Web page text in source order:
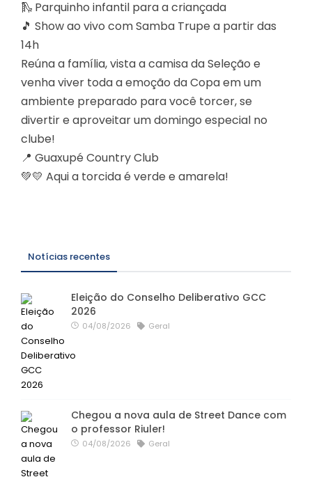
🛝 Parquinho infantil para a criançada
🎵 Show ao vivo com Samba Trupe a partir das
14h
Reúna a família, vista a camisa da Seleção e
venha viver toda a emoção da Copa em um
ambiente preparado para você torcer, se
divertir e aproveitar um domingo especial no
clube!
📍 Guaxupé Country Club
💚💛 Aqui a torcida é verde e amarela!
Notícias recentes
Eleição do Conselho Deliberativo GCC
2026
04/08/2026 Geral
Chegou a nova aula de Street Dance com
o professor Riuler!
04/08/2026 Geral